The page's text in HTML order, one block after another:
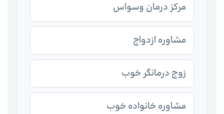
مرکز درمان وسواس
مشاوره ازدواج
زوج درمانگر خوب
مشاوره خانواده خوب